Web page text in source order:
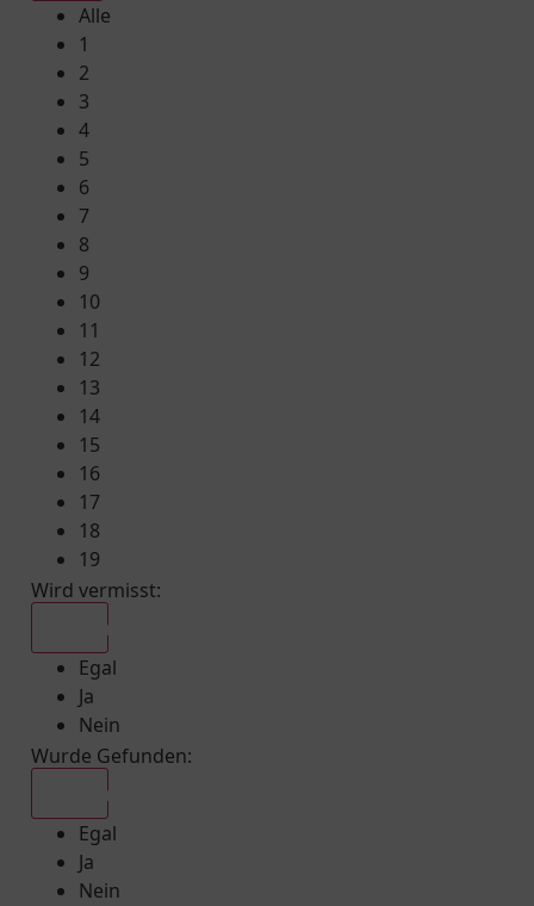
Alle
1
2
3
4
5
6
7
8
9
10
11
12
13
14
15
16
17
18
19
Wird vermisst:
Egal
Ja
Nein
Wurde Gefunden:
Egal
Ja
Nein